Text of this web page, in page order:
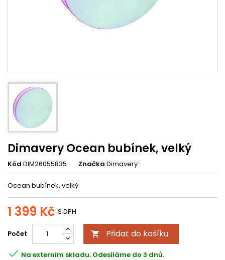
Dimavery Ocean bubínek, velký
Kód DIM26055835 Značka Dimavery
Ocean bubínek, velký
1 399 Kč S DPH
Počet  Přidat do košíku
 Na externím skladu. Odesíláme do 3 dnů.